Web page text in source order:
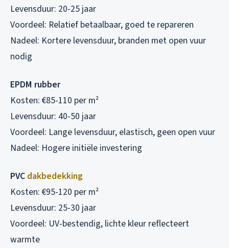
Levensduur: 20-25 jaar
Voordeel: Relatief betaalbaar, goed te repareren
Nadeel: Kortere levensduur, branden met open vuur
nodig
EPDM rubber
Kosten: €85-110 per m²
Levensduur: 40-50 jaar
Voordeel: Lange levensduur, elastisch, geen open vuur
Nadeel: Hogere initiële investering
PVC dakbedekking
Kosten: €95-120 per m²
Levensduur: 25-30 jaar
Voordeel: UV-bestendig, lichte kleur reflecteert
warmte